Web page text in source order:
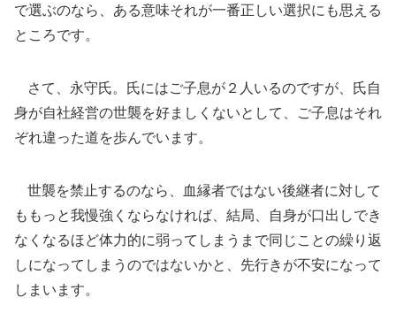
で選ぶのなら、ある意味それが一番正しい選択にも思える
ところです。
さて、永守氏。氏にはご子息が２人いるのですが、氏自
身が自社経営の世襲を好ましくないとして、ご子息はそれ
ぞれ違った道を歩んでいます。
世襲を禁止するのなら、血縁者ではない後継者に対して
ももっと我慢強くならなければ、結局、自身が口出しでき
なくなるほど体力的に弱ってしまうまで同じことの繰り返
しになってしまうのではないかと、先行きが不安になって
しまいます。